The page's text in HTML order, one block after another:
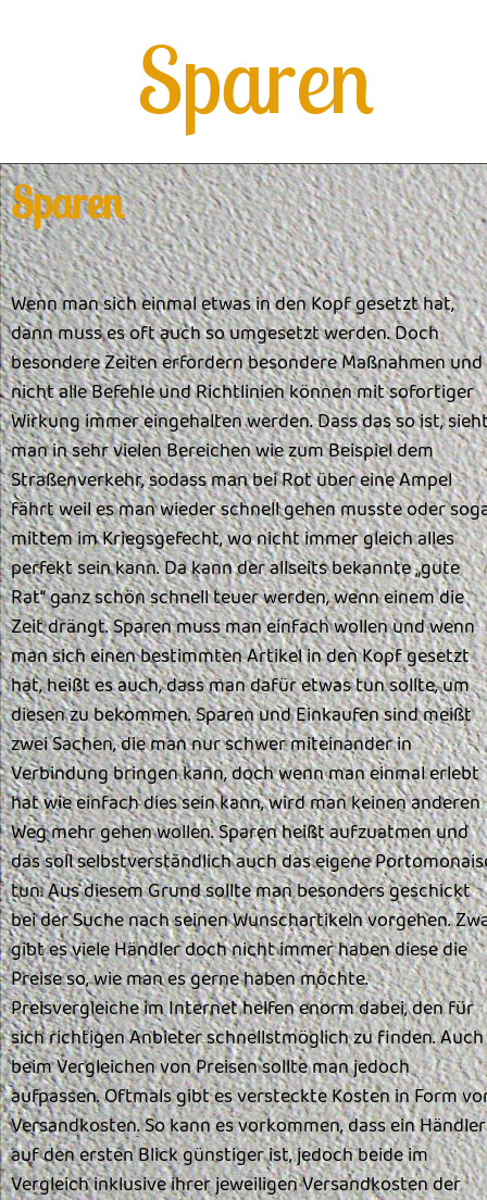
Sparen
Sparen
Wenn man sich einmal etwas in den Kopf gesetzt hat,
dann muss es oft auch so umgesetzt werden. Doch
besondere Zeiten erfordern besondere Maßnahmen und
nicht alle Befehle und Richtlinien können mit sofortiger
Wirkung immer eingehalten werden. Dass das so ist,
man in sehr vielen Bereichen wie zum Beispiel dem
Straßenverkehr, sodass man bei Rot über eine Ampel
fährt weil es man wieder schnell gehen musste oder
mittem im Kriegsgefecht, wo nicht immer gleich alles
perfekt sein kann. Da kann der allseits bekannte „gute
Rat“ ganz schön schnell teuer werden, wenn einem die
Zeit drängt. Sparen muss man einfach wollen und wenn
man sich einen bestimmten Artikel in den Kopf gesetzt
hat, heißt es auch, dass man dafür etwas tun sollte, um
diesen zu bekommen. Sparen und Einkaufen sind meißt
zwei Sachen, die man nur schwer miteinander in
Verbindung bringen kann, doch wenn man einmal erlebt
hat wie einfach dies sein kann, wird man keinen anderen
Weg mehr gehen wollen. Sparen heißt aufzuatmen und
das soll selbstverständlich auch das eigene
tun. Aus diesem Grund sollte man besonders geschickt
bei der Suche nach seinen Wunschartikeln vorgehen.
gibt es viele Händler doch nicht immer haben diese die
Preise so, wie man es gerne haben möchte.
Preisvergleiche im Internet helfen enorm dabei, den für
sich richtigen Anbieter schnellstmöglich zu finden. Auch
beim Vergleichen von Preisen sollte man jedoch
aufpassen. Oftmals gibt es versteckte Kosten in Form
Versandkosten. So kann es vorkommen, dass ein Händler
auf den ersten Blick günstiger ist, jedoch beide im
Vergleich inklusive ihrer jeweiligen Versandkosten der